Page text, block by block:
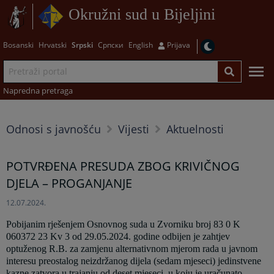
Okružni sud u Bijeljini
Bosanski Hrvatski Srpski Српски English Prijava
Napredna pretraga
Odnosi s javnošću Vijesti Aktuelnosti
POTVRĐENA PRESUDA ZBOG KRIVIČNOG
DJELA – PROGANJANJE
12.07.2024.
Pobijanim rješenjem Osnovnog suda u Zvorniku broj 83 0 K
060372 23 Kv 3 od 29.05.2024. godine odbijen je zahtjev
optuženog R.B. za zamjenu alternativnom mjerom rada u javnom
interesu preostalog neizdržanog dijela (sedam mjeseci) jedinstvene